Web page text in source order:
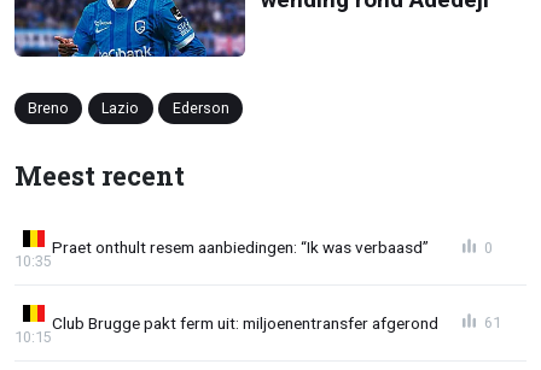
Breno Lazio Ederson
Meest recent
Praet onthult resem aanbiedingen: “Ik was verbaasd”
10:35
0
Club Brugge pakt ferm uit: miljoenentransfer afgerond
10:15
61